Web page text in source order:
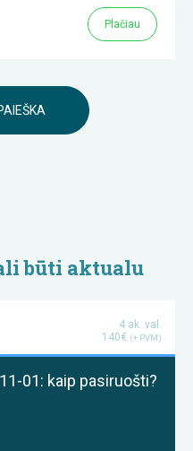
Plačiau
būti aktualu
4 ak. val.
140€ (+ PVM)
01: kaip pasiruošti?